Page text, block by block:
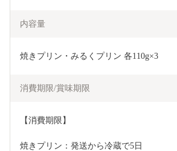
内容量
焼きプリン・みるくプリン 各110g×3
消費期限/賞味期限
【消費期限】
焼きプリン：発送から冷蔵で5日